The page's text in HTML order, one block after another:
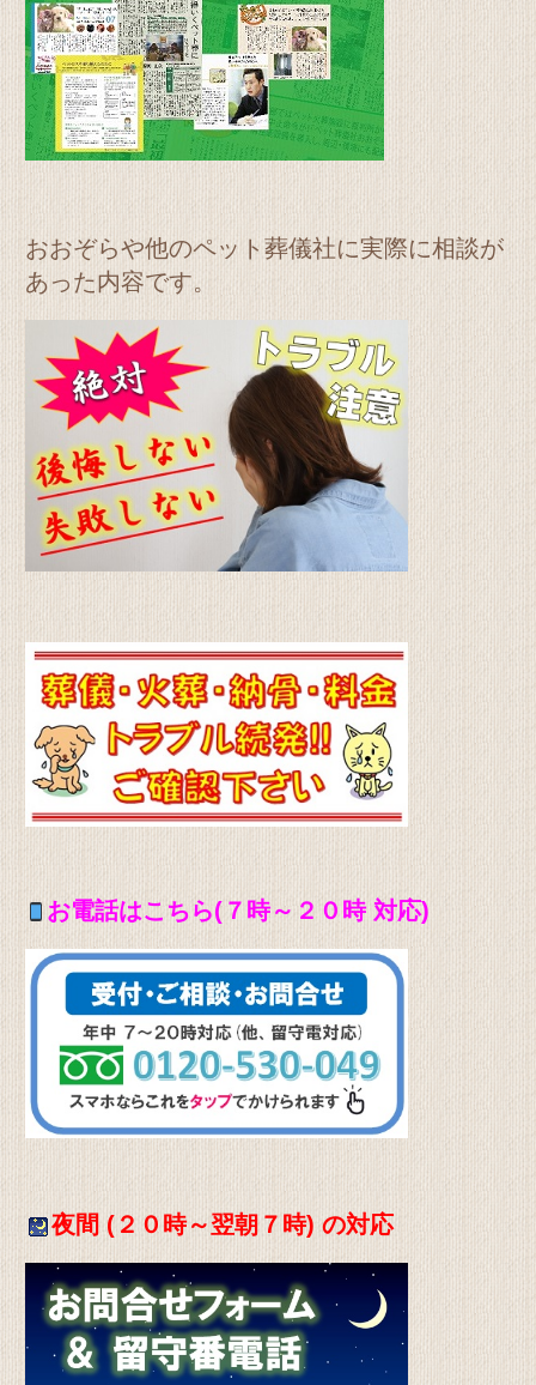
おおぞらや他のペット葬儀社に実際に相談が
あった内容です。
お電話はこちら(７時～２０時 対応)
夜間 (２０時～翌朝７時) の対応